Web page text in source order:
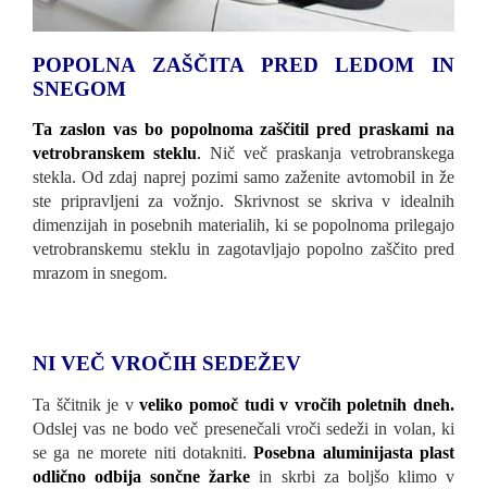
POPOLNA ZAŠČITA PRED LEDOM IN
SNEGOM
Ta zaslon vas bo popolnoma zaščitil pred praskami na
vetrobranskem steklu. Nič več praskanja vetrobranskega
stekla. Od zdaj naprej pozimi samo zaženite avtomobil in že
ste pripravljeni za vožnjo. Skrivnost se skriva v idealnih
dimenzijah in posebnih materialih, ki se popolnoma prilegajo
vetrobranskemu steklu in zagotavljajo popolno zaščito pred
mrazom in snegom.
NI VEČ VROČIH SEDEŽEV
Ta ščitnik je vveliko pomoč tudi v vročih poletnih dneh.
Odslej vas ne bodo več presenečali vroči sedeži in volan, ki
se ga ne morete niti dotakniti.Posebna aluminijasta plast
odlično odbija sončne žarkein skrbi za boljšo klimo v